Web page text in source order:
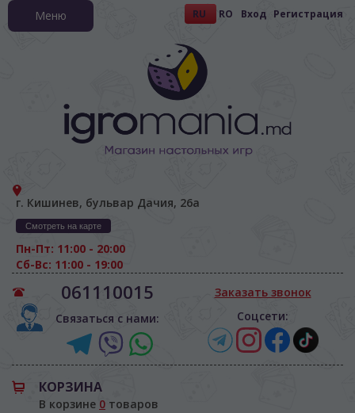
RU RO Вход Регистрация
г. Кишинев, бульвар Дачия, 26а
Смотреть на карте
Пн-Пт: 11:00 - 20:00
Сб-Вс: 11:00 - 19:00
061110015
Связаться с нами:
Заказать звонок
Соцсети:
КОРЗИНА
В корзине 0 товаров
Меню